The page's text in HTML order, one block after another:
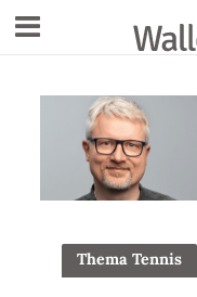
Thema Tennis